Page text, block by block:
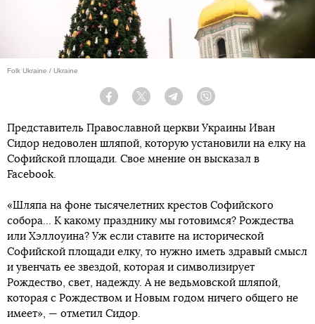
Folk Ukraine / Ukraine
Facebook Twitter Telegram
Представитель Православной церкви Украины Иван
Сидор недоволен шляпой, которую установили на елку на
Софийской площади. Свое мнение он высказал в
Facebook.
«Шляпа на фоне тысячелетних крестов Софийского
собора... К какому празднику мы готовимся? Рождества
или Хэллоуина? Уж если ставите на исторической
Софийской площади елку, то нужно иметь здравый смысл
и увенчать ее звездой, которая и символизирует
Рождество, свет, надежду. А не ведьмовской шляпой,
которая с Рождеством и Новым годом ничего общего не
имеет», — отметил Сидор.